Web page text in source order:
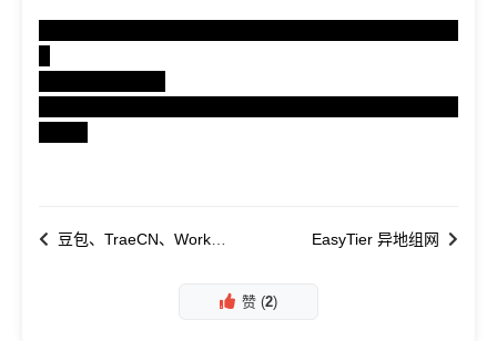
EasyTier 异地组网
赞 (2)